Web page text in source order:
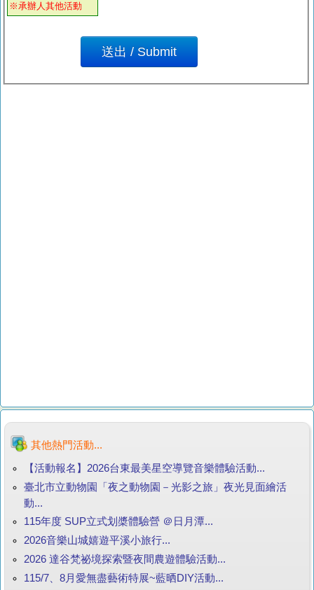
※承辦人其他活動
其他熱門活動...
【活動報名】2026台東最美星空導覽音樂體驗活動...
臺北市立動物園「夜之動物園－光影之旅」夜光見面繪活
動...
115年度 SUP立式划槳體驗營 ＠日月潭...
2026音樂山城嬉遊平溪小旅行...
2026 達谷梵祕境探索暨夜間農遊體驗活動...
115/7、8月愛無盡藝術特展~藍晒DIY活動...